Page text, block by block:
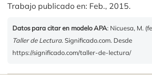
Trabajo publicado en: Feb., 2015.
Datos para citar en modelo APA: Nicuesa, M.
Taller de Lectura. Significado.com. Desde
https://significado.com/taller-de-lectura/